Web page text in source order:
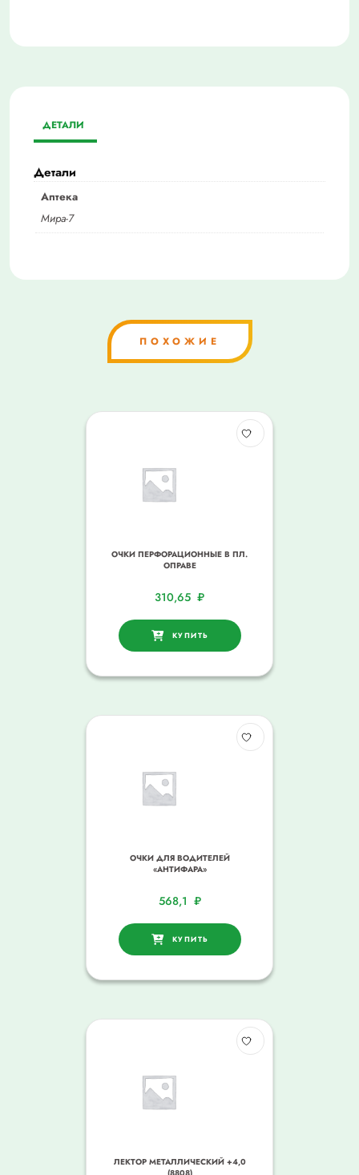
ДЕТАЛИ
Детали
Аптека
Мира-7
ПОХОЖИЕ
ОЧКИ ПЕРФОРАЦИОННЫЕ В ПЛ.
ОПРАВЕ
310,65 ₽
КУПИТЬ
ОЧКИ ДЛЯ ВОДИТЕЛЕЙ
«АНТИФАРА»
568,1 ₽
КУПИТЬ
ЛЕКТОР МЕТАЛЛИЧЕСКИЙ +4,0